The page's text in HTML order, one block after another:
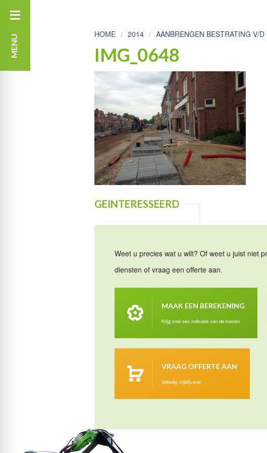
MENU
HOME 2014 AANBRENGEN BESTRATING V/
IMG_0648
GEINTERESSEERD
Weet u precies wat u wilt? Of weet u juist niet
diensten of vraag een offerte aan.
MAAK EEN BEREKENING
Krijg snel een indicatie van de kosten
VRAAG OFFERTE AAN
Volledig vrijblijvend